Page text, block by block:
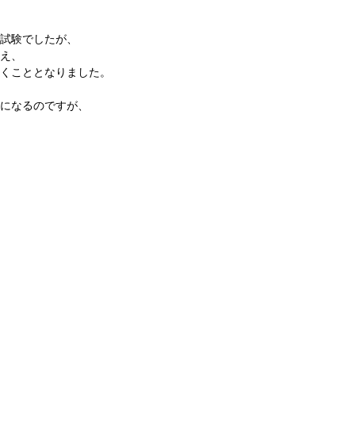
験でしたが、
、
こととなりました。
なるのですが、